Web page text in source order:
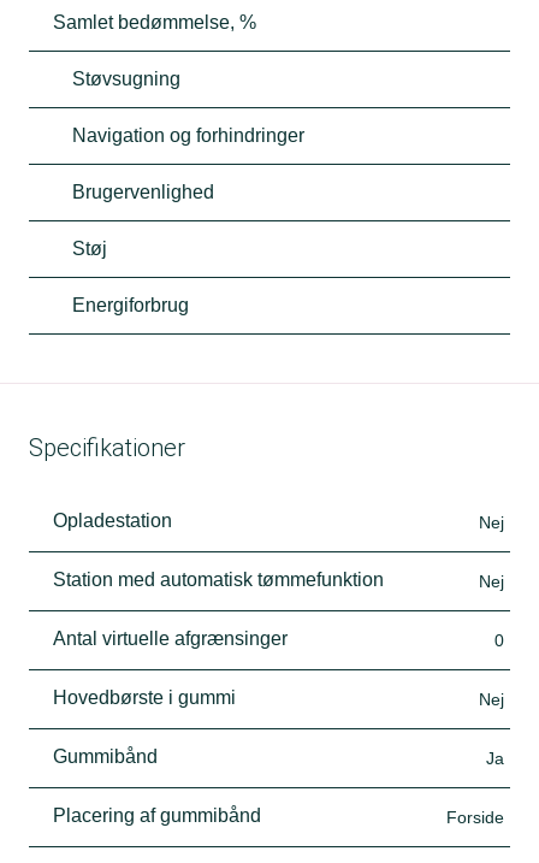
Samlet bedømmelse, %
Støvsugning
Navigation og forhindringer
Brugervenlighed
Støj
Energiforbrug
Specifikationer
Opladestation Nej
Station med automatisk tømmefunktion Nej
Antal virtuelle afgrænsinger 0
Hovedbørste i gummi Nej
Gummibånd Ja
Placering af gummibånd Forside